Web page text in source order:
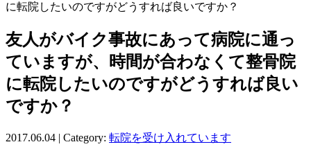
に転院したいのですがどうすれば良いですか？
友人がバイク事故にあって病院に通っ
ていますが、時間が合わなくて整骨院
に転院したいのですがどうすれば良い
ですか？
2017.06.04 | Category: 転院を受け入れています